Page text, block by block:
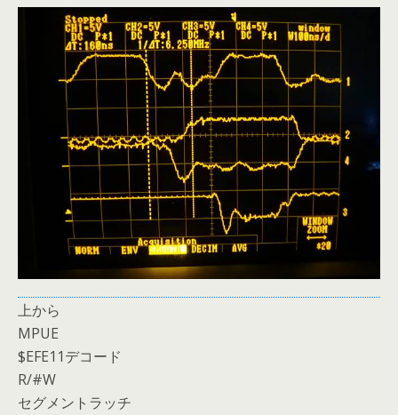
上から
MPUE
$EFE11デコード
R/#W
セグメントラッチ